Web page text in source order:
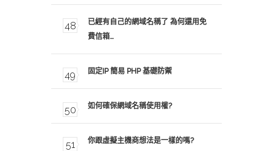
已經有自己的網域名稱了 為何還用免
費信箱…
固定IP 簡易 PHP 基礎防禦
如何確保網域名稱使用權?
你跟虛擬主機商想法是一樣的嗎?